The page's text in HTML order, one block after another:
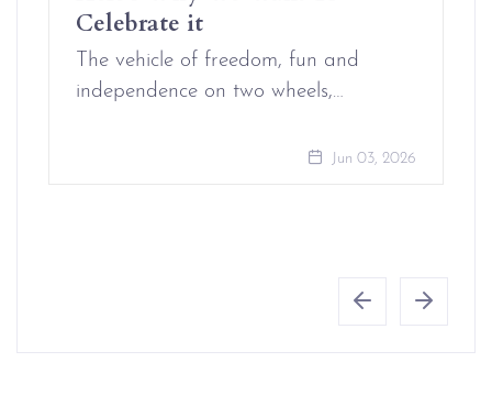
Celebrate it
The vehicle of freedom, fun and
independence on two wheels,…
Jun 03, 2026